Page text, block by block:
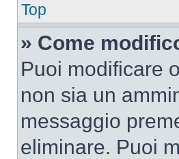
Top
» Come
Puoi modificare
non sia un
messaggio
eliminare. Puoi